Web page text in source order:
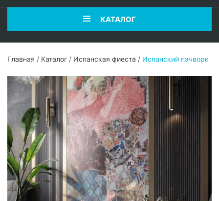
КАТАЛОГ
Главная / Каталог / Испанская фиеста / Испанский пэчворк